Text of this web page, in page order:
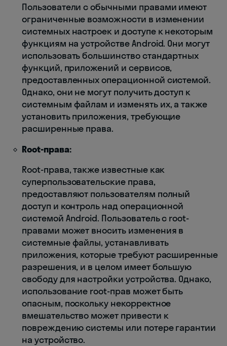
Пользователи с обычными правами имеют
ограниченные возможности в изменении
системных настроек и доступе к некоторым
функциям на устройстве Android. Они могут
использовать большинство стандартных
функций, приложений и сервисов,
предоставленных операционной системой.
Однако, они не могут получить доступ к
системным файлам и изменять их, а также
установить приложения, требующие
расширенные права.
Root-права:
Root-права, также известные как
суперпользовательские права,
предоставляют пользователям полный
доступ и контроль над операционной
системой Android. Пользователь с root-
правами может вносить изменения в
системные файлы, устанавливать
приложения, которые требуют расширенные
разрешения, и в целом имеет большую
свободу для настройки устройства. Однако,
использование root-прав может быть
опасным, поскольку некорректное
вмешательство может привести к
повреждению системы или потере гарантии
на устройство.